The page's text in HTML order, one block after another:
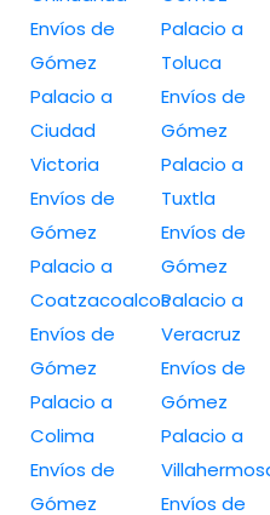
Envíos de
Gómez
Palacio a
Ciudad
Victoria
Envíos de
Gómez
Palacio a
Coatzacoalcos
Envíos de
Gómez
Palacio a
Colima
Envíos de
Gómez
Palacio a
Toluca
Envíos de
Gómez
Palacio a
Tuxtla
Envíos de
Gómez
Palacio a
Veracruz
Envíos de
Gómez
Palacio a
Envíos de